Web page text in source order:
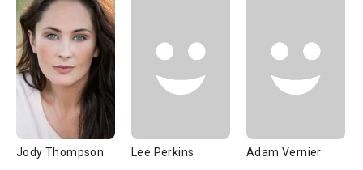
Jody Thompson Lee Perkins Adam Vernier